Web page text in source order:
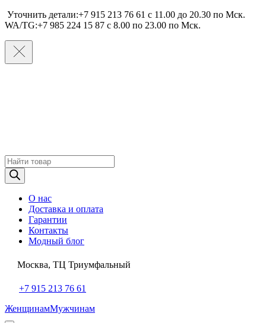
Уточнить детали:+7 915 213 76 61 c 11.00 до 20.30 по Мcк.
WA/TG:+7 985 224 15 87 c 8.00 по 23.00 по Мcк.
Поиск
товаров
О нас
Доставка и оплата
Гарантии
Контакты
Модный блог
Москва, ТЦ Триумфальный
+7 915 213 76 61
ЖенщинамМужчинам